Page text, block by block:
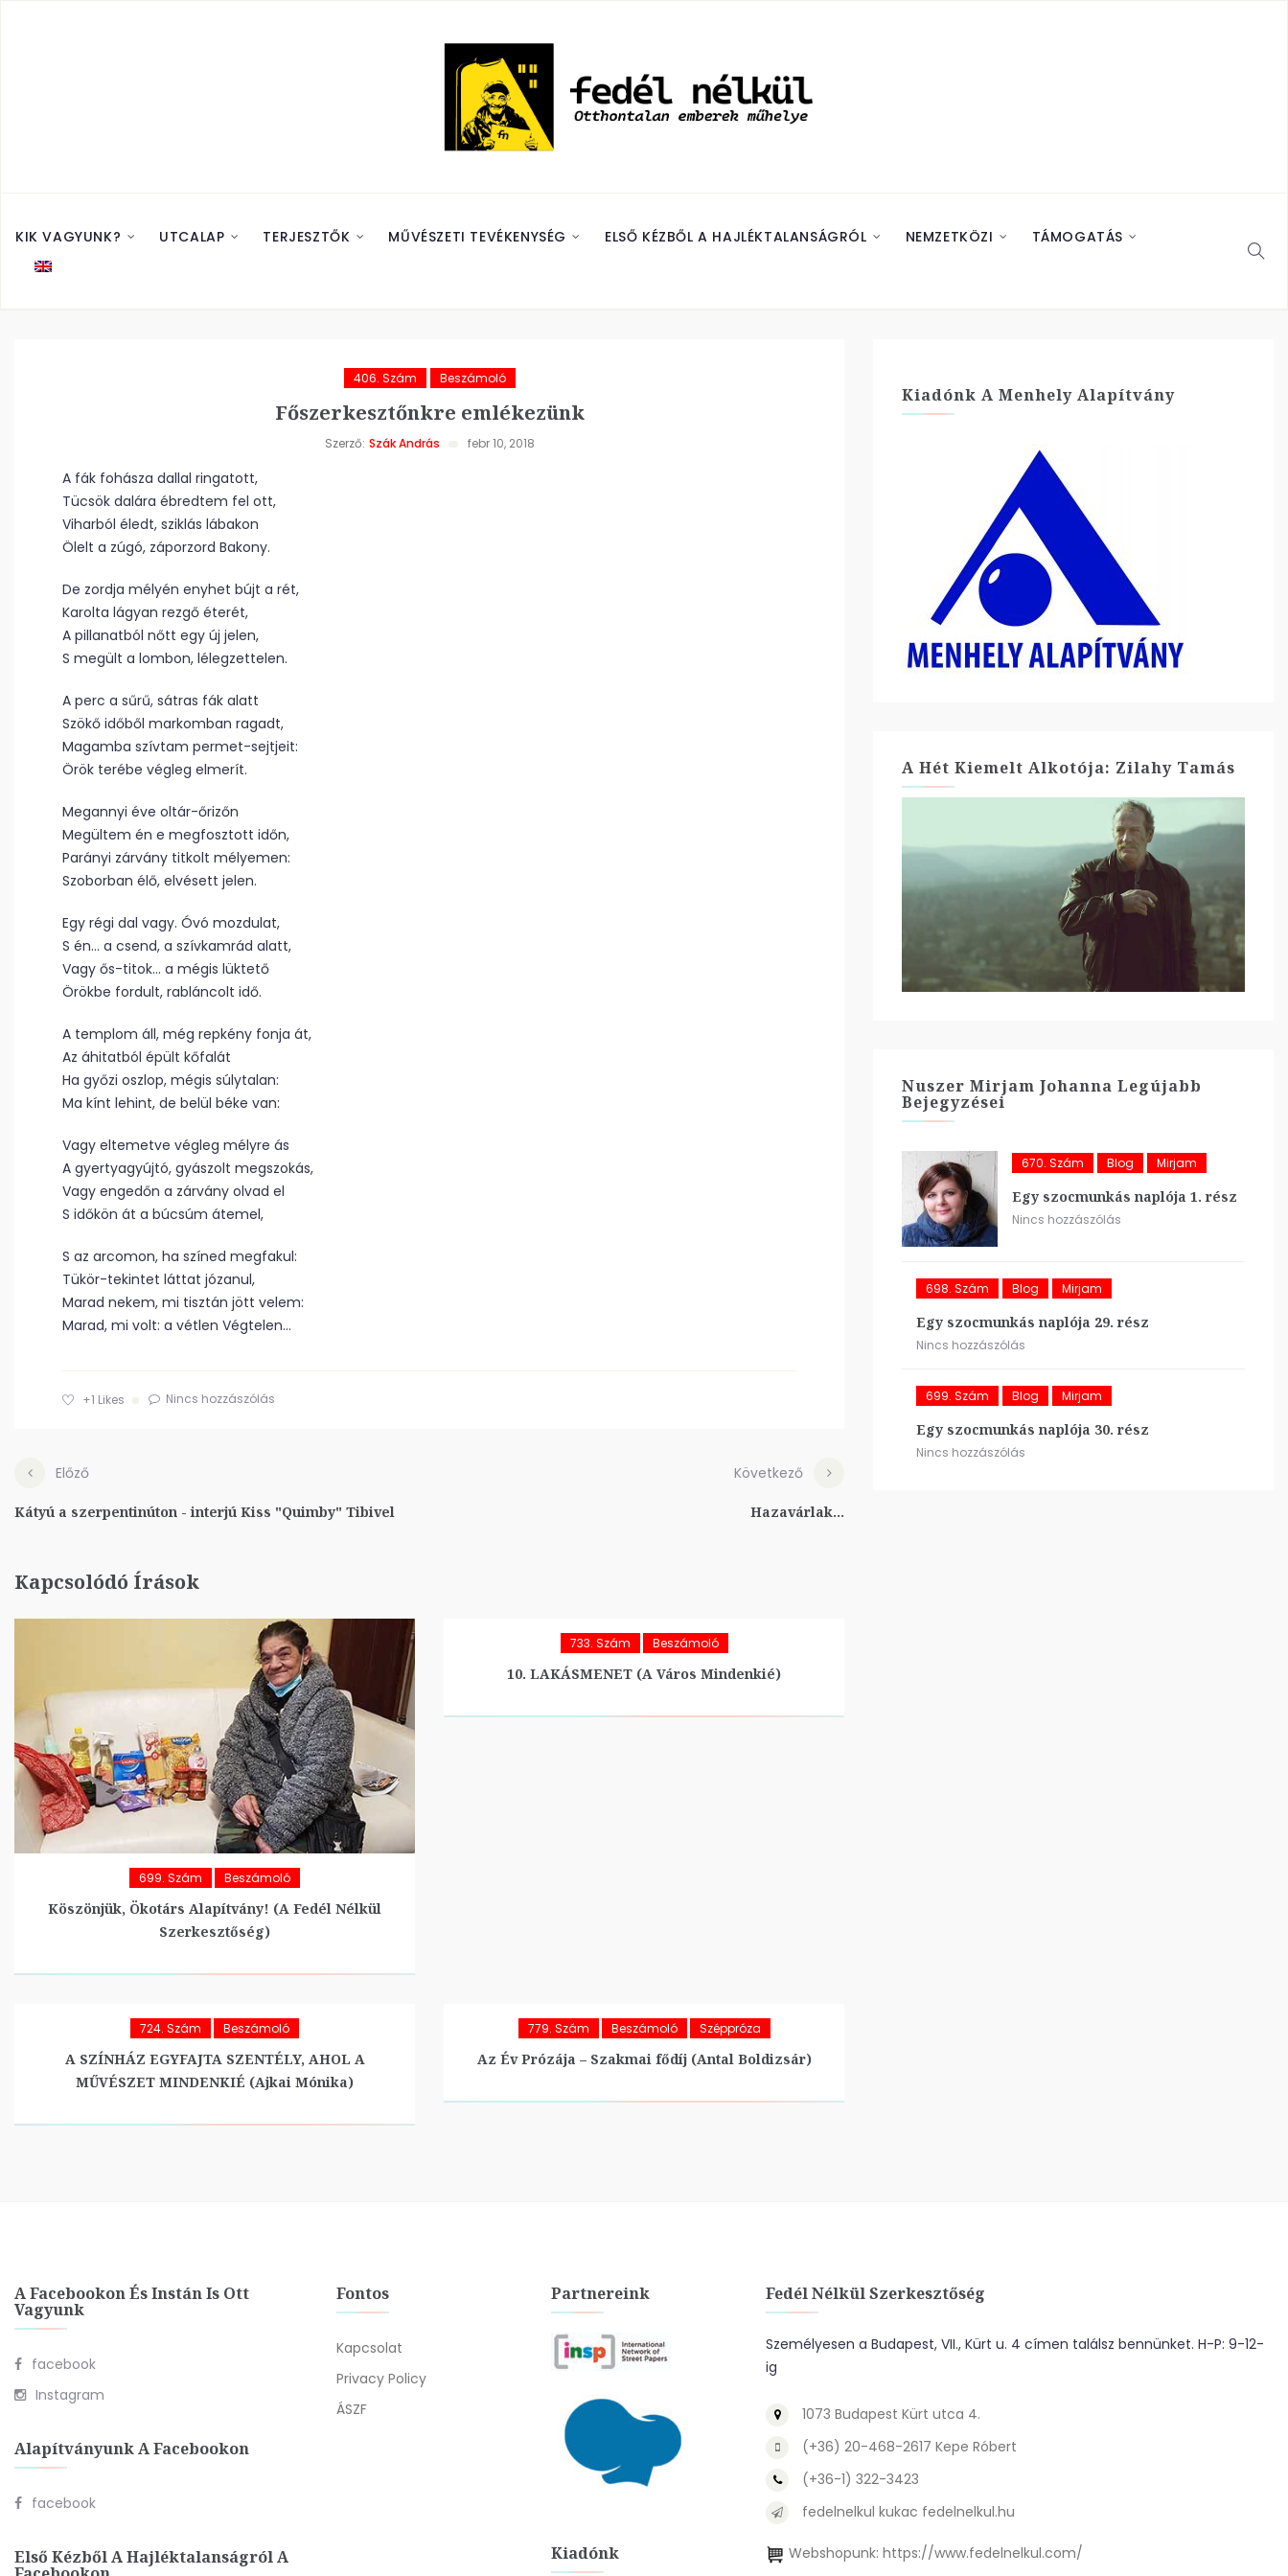
KIK VAGYUNK? UTCALAP TERJESZTŐK MŰVÉSZETI TEVÉKENYSÉG ELSŐ KÉZBŐL A HAJLÉKTALANSÁGRÓL NEMZETKÖZI TÁMOGATÁS
406. Szám Beszámoló
Főszerkesztőnkre emlékezünk
Szerző: Szák András febr 10, 2018
A fák fohásza dallal ringatott,
Tücsök dalára ébredtem fel ott,
Viharból éledt, sziklás lábakon
Ölelt a zúgó, záporzord Bakony.
De zordja mélyén enyhet bújt a rét,
Karolta lágyan rezgő éterét,
A pillanatból nőtt egy új jelen,
S megült a lombon, lélegzettelen.
A perc a sűrű, sátras fák alatt
Szökő időből markomban ragadt,
Magamba szívtam permet-sejtjeit:
Örök terébe végleg elmerít.
Megannyi éve oltár-őrizőn
Megültem én e megfosztott időn,
Parányi zárvány titkolt mélyemen:
Szoborban élő, elvésett jelen.
Egy régi dal vagy. Óvó mozdulat,
S én… a csend, a szívkamrád alatt,
Vagy ős-titok… a mégis lüktető
Örökbe fordult, rabláncolt idő.
A templom áll, még repkény fonja át,
Az áhitatból épült kőfalát
Ha győzi oszlop, mégis súlytalan:
Ma kínt lehint, de belül béke van:
Vagy eltemetve végleg mélyre ás
A gyertyagyújtó, gyászolt megszokás,
Vagy engedőn a zárvány olvad el
S időkön át a búcsúm átemel,
S az arcomon, ha színed megfakul:
Tükör-tekintet láttat józanul,
Marad nekem, mi tisztán jött velem:
Marad, mi volt: a vétlen Végtelen…
+1 Likes Nincs hozzászólás
Előző
Kátyú a szerpentinúton - interjú Kiss "Quimby" Tibivel
Következő
Hazavárlak...
Kapcsolódó Írások
699. Szám Beszámoló
Köszönjük, Ökotárs Alapítvány! (A Fedél Nélkül
Szerkesztőség)
733. Szám Beszámoló
10. LAKÁSMENET (A Város Mindenkié)
724. Szám Beszámoló
A SZÍNHÁZ EGYFAJTA SZENTÉLY, AHOL A
MŰVÉSZET MINDENKIÉ (Ajkai Mónika)
779. Szám Beszámoló Széppróza
Az Év Prózája – Szakmai fődíj (Antal Boldizsár)
Kiadónk A Menhely Alapítvány
A Hét Kiemelt Alkotója: Zilahy Tamás
Nuszer Mirjam Johanna Legújabb
Bejegyzései
670. Szám Blog Mirjam
Egy szocmunkás naplója 1. rész
Nincs hozzászólás
698. Szám Blog Mirjam
Egy szocmunkás naplója 29. rész
Nincs hozzászólás
699. Szám Blog Mirjam
Egy szocmunkás naplója 30. rész
Nincs hozzászólás
A Facebookon És Instán Is Ott
Vagyunk
facebook
Instagram
Alapítványunk A Facebookon
facebook
Első Kézből A Hajléktalanságról A
Fontos
Kapcsolat
Privacy Policy
ÁSZF
Partnereink
Kiadónk
Fedél Nélkül Szerkesztőség
Személyesen a Budapest, VII., Kürt u. 4 címen találsz bennünket. H-P: 9-12-
ig
1073 Budapest Kürt utca 4.
(+36) 20-468-2617 Kepe Róbert
(+36-1) 322-3423
fedelnelkul kukac fedelnelkul.hu
Webshopunk: https://www.fedelnelkul.com/